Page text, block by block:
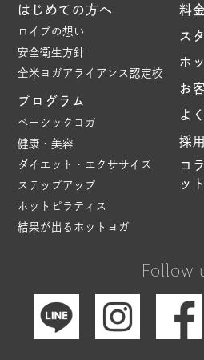
Follow
はじめての方へ
ロイブの想い
安全衛生方針
全米ヨガアライアンス認定校
プログラム
ベーシックヨガ
健康・美容
ダイエット・エクササイズ
ステップアップ
ホットピラティス
結果が出るホットヨガ
料金
ス
ホ
お
よ
採
コ
ッ